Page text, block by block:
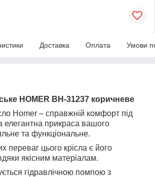
Доставка Оплата Умови
HOMER BH-31237 коричневе
Homer – справжній комфорт під
елегантна прикраса вашого
та функціональне.
переваг цього крісла є його
якісним матеріалам.
гідравлічною помпою з